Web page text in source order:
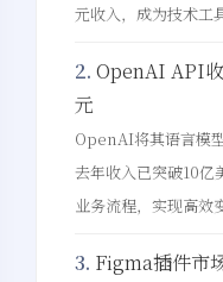
元收入，成为技术工
2. OpenAI API
元
OpenAI将其语言模
去年收入已突破10亿
业务流程，实现高效
3. Figma插件市